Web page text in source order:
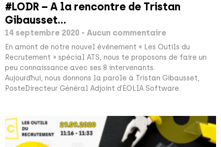
#LODR – A la rencontre de Tristan
Gibausset…
14 septembre 2020 Aucun commentaire
En amont de notre nouvel événement « Les Outils du
Recrutement » spécial ATS, nous te proposons de faire un
peu connaissance avec ses 8 intervenants.
Aujourd’hui, nous donnons la parole à Tristan Gibausset,
PosteDirecteur Général Adjoint d’EOLIA Software.